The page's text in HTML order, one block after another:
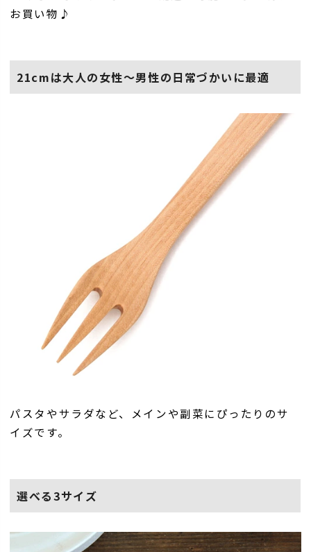
お買い物♪
21cmは大人の女性～男性の日常づかいに最適
パスタやサラダなど、メインや副菜にぴったりのサ
イズです。
選べる3サイズ